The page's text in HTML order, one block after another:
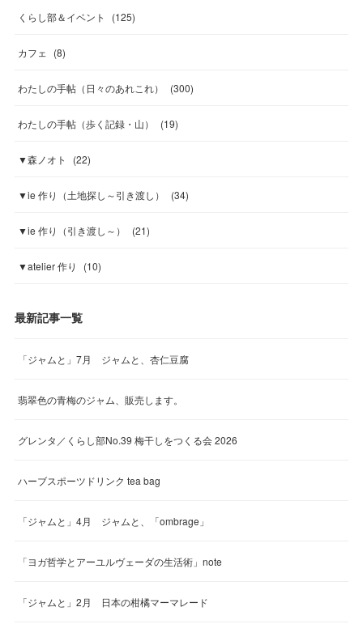
くらし部＆イベント (125)
カフェ (8)
わたしの手帖（日々のあれこれ） (300)
わたしの手帖（歩く記録・山） (19)
▼森ノオト (22)
▼ie 作り（土地探し～引き渡し） (34)
▼ie 作り（引き渡し～） (21)
▼atelier 作り (10)
最新記事一覧
「ジャムと」7月 ジャムと、杏仁豆腐
翡翠色の青梅のジャム、販売します。
グレンタ／くらし部No.39 梅干しをつくる会 2026
ハーブスポーツドリンク tea bag
「ジャムと」4月 ジャムと、「ombrage」
「ヨガ哲学とアーユルヴェーダの生活術」note
「ジャムと」2月 日本の柑橘マーマレード